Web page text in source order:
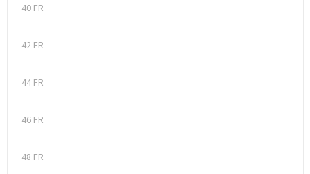
40 FR
42 FR
44 FR
46 FR
48 FR